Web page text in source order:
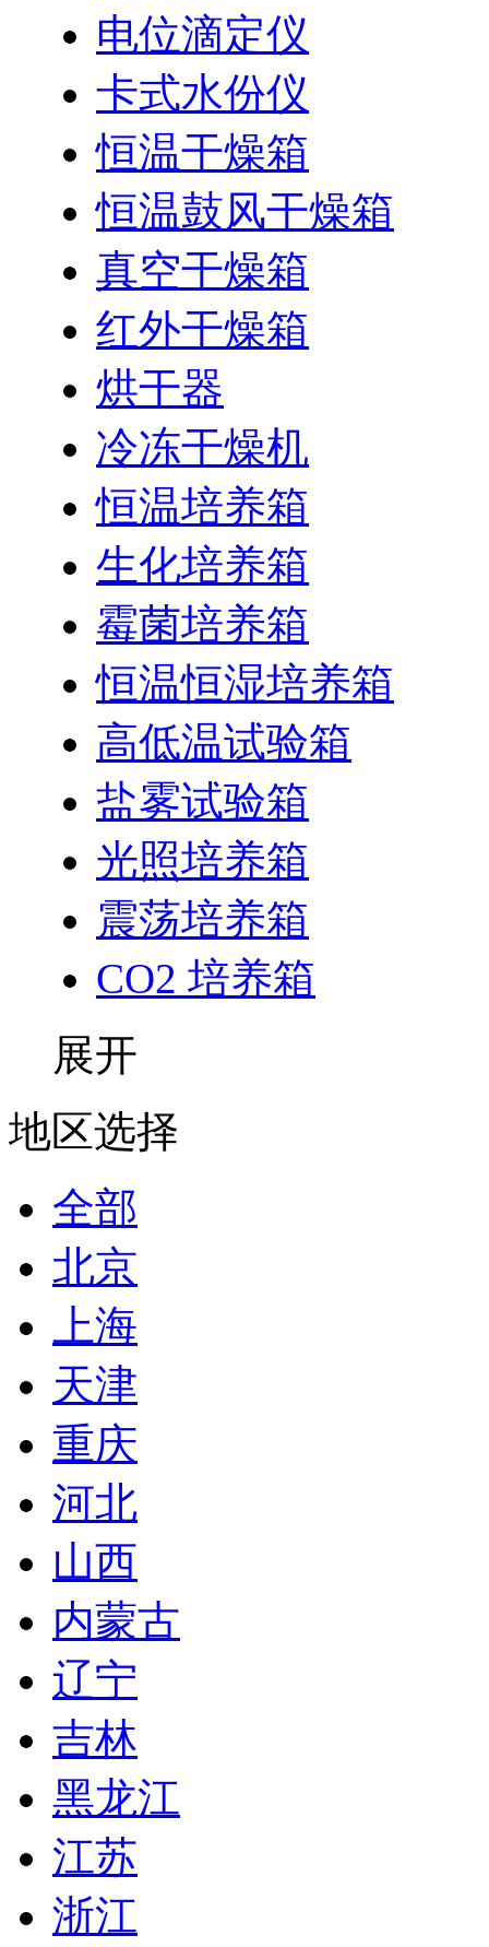
电位滴定仪
卡式水份仪
恒温干燥箱
恒温鼓风干燥箱
真空干燥箱
红外干燥箱
烘干器
冷冻干燥机
恒温培养箱
生化培养箱
霉菌培养箱
恒温恒湿培养箱
高低温试验箱
盐雾试验箱
光照培养箱
震荡培养箱
CO2 培养箱
展开
地区选择
全部
北京
上海
天津
重庆
河北
山西
内蒙古
辽宁
吉林
黑龙江
江苏
浙江